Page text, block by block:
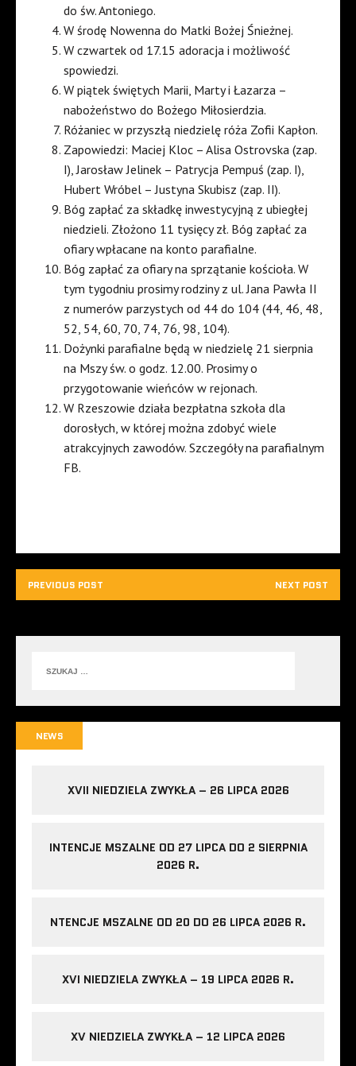
do św. Antoniego.
W środę Nowenna do Matki Bożej Śnieżnej.
W czwartek od 17.15 adoracja i możliwość
spowiedzi.
W piątek świętych Marii, Marty i Łazarza –
nabożeństwo do Bożego Miłosierdzia.
Różaniec w przyszłą niedzielę róża Zofii Kapłon.
Zapowiedzi: Maciej Kloc – Alisa Ostrovska (zap.
I), Jarosław Jelinek – Patrycja Pempuś (zap. I),
Hubert Wróbel – Justyna Skubisz (zap. II).
Bóg zapłać za składkę inwestycyjną z ubiegłej
niedzieli. Złożono 11 tysięcy zł. Bóg zapłać za
ofiary wpłacane na konto parafialne.
Bóg zapłać za ofiary na sprzątanie kościoła. W
tym tygodniu prosimy rodziny z ul. Jana Pawła II
z numerów parzystych od 44 do 104 (44, 46, 48,
52, 54, 60, 70, 74, 76, 98, 104).
Dożynki parafialne będą w niedzielę 21 sierpnia
na Mszy św. o godz. 12.00. Prosimy o
przygotowanie wieńców w rejonach.
W Rzeszowie działa bezpłatna szkoła dla
dorosłych, w której można zdobyć wiele
atrakcyjnych zawodów. Szczegóły na parafialnym
FB.
PREVIOUS POST NEXT POST
NEWS
XVII NIEDZIELA ZWYKŁA – 26 LIPCA 2026
INTENCJE MSZALNE OD 27 LIPCA DO 2 SIERPNIA
2026 R.
NTENCJE MSZALNE OD 20 DO 26 LIPCA 2026 R.
XVI NIEDZIELA ZWYKŁA – 19 LIPCA 2026 R.
XV NIEDZIELA ZWYKŁA – 12 LIPCA 2026